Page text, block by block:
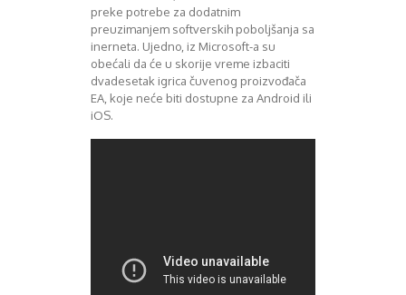
preke potrebe za dodatnim
preuzimanjem softverskih poboljšanja sa
inerneta. Ujedno, iz Microsoft-a su
obećali da će u skorije vreme izbaciti
dvadesetak igrica čuvenog proizvođača
EA, koje neće biti dostupne za Android ili
iOS.